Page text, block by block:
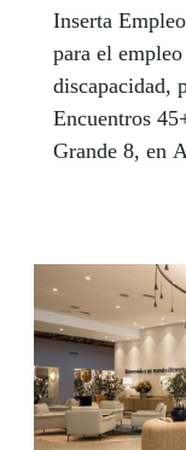
Inserta
para el
discapacidad,
Encuentros
Grande 8, en